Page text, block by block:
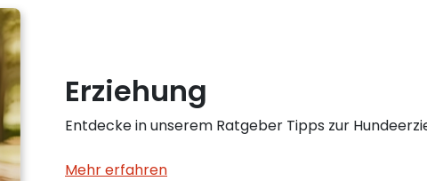
Erziehung
Entdecke in unserem Ratgeber Tipps zur
Mehr erfahren